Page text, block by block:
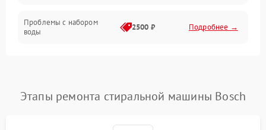
Проблемы с набором
воды
2500 ₽ Подробнее →
Замена платы управления Подробнее →
Этапы ремонта стиральной машины Bosch